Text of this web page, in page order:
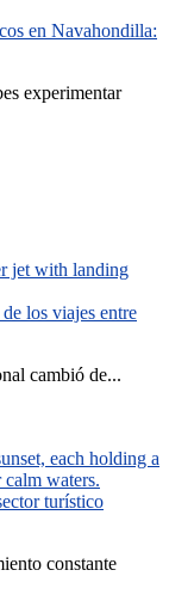
en Navahondilla:
experimentar
los viajes entre
cambió de...
turístico
constante